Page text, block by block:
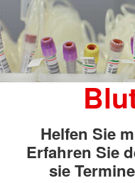
Helfen Sie
Erfahren Sie
sie